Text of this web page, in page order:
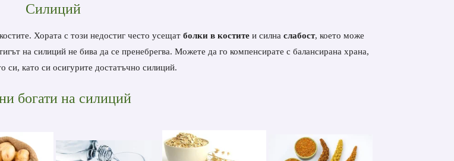
Силиций
Хората с този недостиг често усещат болки в костите и силна слабост, което може
на силиций не бива да се пренебрегва. Можете да го компенсирате с балансирана храна,
си, като си осигурите достатъчно силиций.
богати на силиций